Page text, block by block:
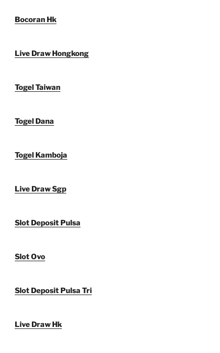
Bocoran Hk
Live Draw Hongkong
Togel Taiwan
Togel Dana
Togel Kamboja
Live Draw Sgp
Slot Deposit Pulsa
Slot Ovo
Slot Deposit Pulsa Tri
Live Draw Hk